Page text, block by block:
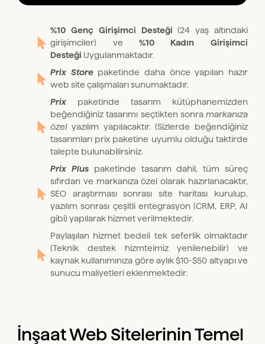
%10 Genç Girişimci Desteği (24 yaş altındaki
girişimciler) ve %10 Kadın Girişimci
Desteği Uygulanmaktadır.
Prix Storepaketinde daha önce yapılan hazır
web site çalışmaları sunumaktadır.
Prix paketinde tasarım kütüphanemizden
beğendiğiniz tasarımı seçtikten sonra markanıza
özel yazılım yapılacaktır. (Sizlerde beğendiğiniz
tasarımları prix paketine uyumlu olduğu taktirde
talepte bulunabilirsiniz.
Prix Pluspaketinde tasarım dahil, tüm süreç
sıfırdan ve markanıza özel olarak hazırlanacaktır,
SEO araştırması sonrası site haritası kurulup,
yazılım sonrası çeşitli entegrasyon (CRM, ERP, AI
gibi) yapılarak hizmet verilmektedir.
Paylaşılan hizmet bedeli tek seferlik olmaktadır
(Teknik destek hizmteimiz yenilenebilir) ve
kaynak kullanımınıza göre aylık $10-$50 altyapı ve
sunucu maliyetleri eklenmektedir.
İnşaat Web Sitelerinin Temel